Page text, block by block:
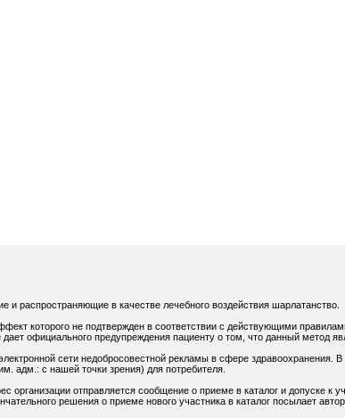
и распространяющие в качестве лечебного воздействия шарлатанство.
которого не подтвержден в соответствии с действующими
официального предупреждения пациенту о том, что данный метод
сети недобросовестной рекламы в сфере здравоохранения.
адм.: с нашей точки зрения) для потребителя.
организации отправляется сообщение о приеме в каталог и допуске к
решения о приеме нового участника в каталог посылает